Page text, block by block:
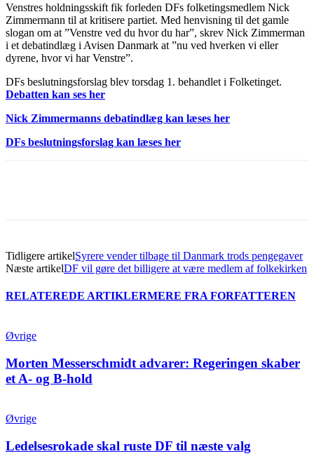
Venstres holdningsskift fik forleden DFs folketingsmedlem Nick
Zimmermann til at kritisere partiet. Med henvisning til det gamle
slogan om at ”Venstre ved du hvor du har”, skrev Nick Zimmerman
i et debatindlæg i Avisen Danmark at ”nu ved hverken vi eller
dyrene, hvor vi har Venstre”.
DFs beslutningsforslag blev torsdag 1. behandlet i Folketinget.
Debatten kan ses her
Nick Zimmermanns debatindlæg kan læses her
DFs beslutningsforslag kan læses her
Tidligere artikelSyrere vender tilbage til Danmark trods pengegaver
Næste artikelDF vil gøre det billigere at være medlem af folkekirken
RELATEREDE ARTIKLERMERE FRA FORFATTEREN
Øvrige
Morten Messerschmidt advarer: Regeringen skaber
et A- og B-hold
Øvrige
Ledelsesrokade skal ruste DF til næste valg